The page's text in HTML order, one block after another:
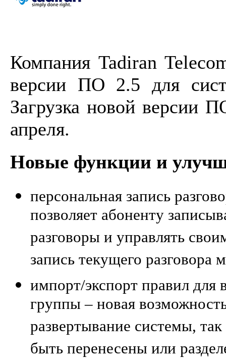
Компания Tadiran
версии ПО 2.5 для
Загрузка новой версии
апреля.
Новые функции и
персональная запись
позволяет абоненту
разговоры и управлять
запись текущего
импорт/экспорт правил для
группы – новая
развертывание системы,
быть перенесены или